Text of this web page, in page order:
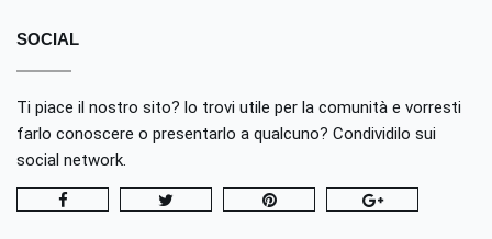
SOCIAL
Ti piace il nostro sito? lo trovi utile per la comunità e vorresti
farlo conoscere o presentarlo a qualcuno? Condividilo sui
social network.